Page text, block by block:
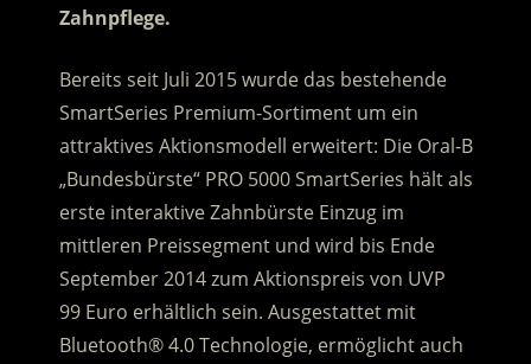
Zahnpflege.
Bereits seit Juli 2015 wurde das bestehende
SmartSeries Premium-Sortiment um ein
attraktives Aktionsmodell erweitert: Die Oral-B
„Bundesbürste“ PRO 5000 SmartSeries hält als
erste interaktive Zahnbürste Einzug im
mittleren Preissegmentund wird bis Ende
September 2014 zum Aktionspreis von UVP
99 Euro erhältlich sein. Ausgestattet mit
Bluetooth® 4.0 Technologie, ermöglicht auch